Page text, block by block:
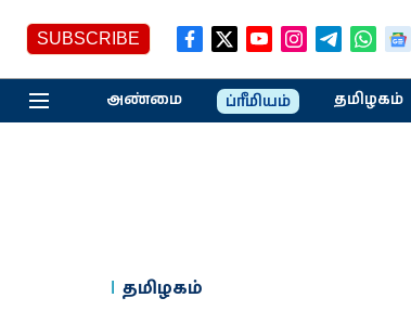
SUBSCRIBE
அண்மை ப்ரீமியம் தமிழகம்
தமிழகம்